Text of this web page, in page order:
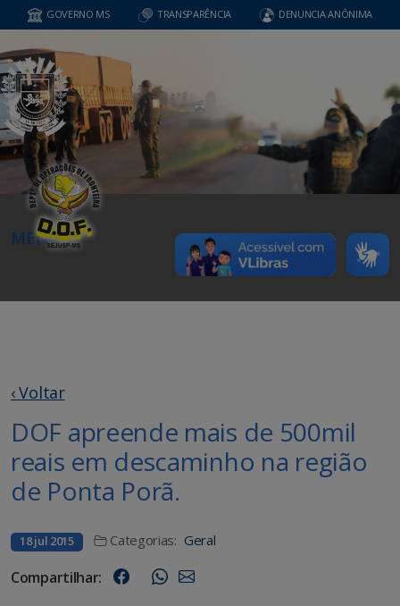
GOVERNO MS TRANSPARÊNCIA DENUNCIA ANÔNIMA
MENU
‹ Voltar
DOF apreende mais de 500mil
reais em descaminho na região
de Ponta Porã.
18 jul 2015 Categorias: Geral
Compartilhar: